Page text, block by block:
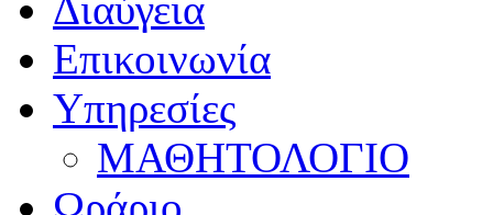
Επικοινωνία
Υπηρεσίες
ΜΑΘΗΤΟΛΟΓΙΟ